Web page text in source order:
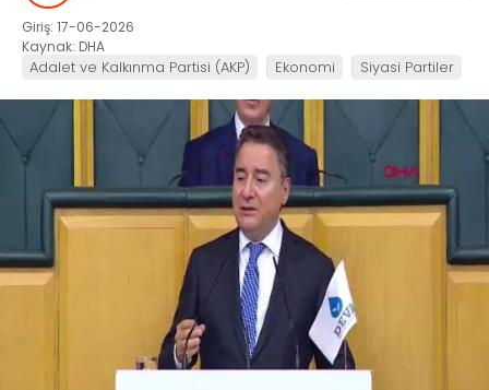
Giriş: 17-06-2026
Kaynak: DHA
Adalet ve Kalkınma Partisi (AKP) Ekonomi Siyasi Partiler